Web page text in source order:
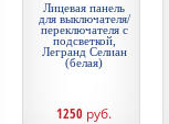
Лицевая панель
для выключателя/
переключателя с
подсветкой,
Легранд Селиан
(белая)
1250 руб.